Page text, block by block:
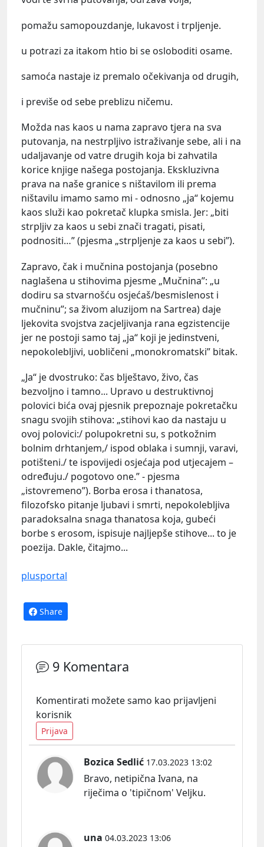
pomažu samopouzdanje, lukavost i trpljenje.
u potrazi za itakom htio bi se osloboditi osame.
samoća nastaje iz premalo očekivanja od drugih,
i previše od sebe preblizu ničemu.
Možda nas kaos u nama zapravo tjera na sva
putovanja, na nestrpljivo istraživanje sebe, ali i na
udaljavanje od vatre drugih koja bi zahvatila
korice knjige našega postojanja. Ekskluzivna
prava na naše granice s ništavilom ili prema
ništavilu imamo samo mi - odnosno „ja“ kojemu
kaos služi kao pokretač klupka smisla. Jer: „biti
strpljiv za kaos u sebi znači tragati, pisati,
podnositi…” (pjesma „strpljenje za kaos u sebi”).
Zapravo, čak i mučnina postojanja (posebno
naglašena u stihovima pjesme „Mučnina”: „u
dodiru sa stvarnošću osjećaš/besmislenost i
mučninu”; sa živom aluzijom na Sartrea) daje
ljekovita svojstva zacjeljivanja rana egzistencije
jer ne postoji samo taj „ja“ koji je jedinstveni,
nepokolebljivi, uobličeni „monokromatski” bitak.
„Ja“ je dvostruko: čas blještavo, živo, čas
bezvoljno i tamno... Upravo u destruktivnoj
polovici bića ovaj pjesnik prepoznaje pokretačku
snagu svojih stihova: „stihovi kao da nastaju u
ovoj polovici:/ polupokretni su, s potkožnim
bolnim drhtanjem,/ ispod oblaka i sumnji, varavi,
potišteni./ te ispovijedi osjećaja pod utjecajem –
određuju./ pogotovo one.” - pjesma
„istovremeno”). Borba erosa i thanatosa,
filozofsko pitanje ljubavi i smrti, nepokolebljiva
paradoksalna snaga thanatosa koja, gubeći
borbe s erosom, ispisuje najljepše stihove... to je
poezija. Dakle, čitajmo...
plusportal
Share
9 Komentara
Komentirati možete samo kao prijavljeni
korisnik
Prijava
Bozica Sedlić 17.03.2023 13:02
Bravo, netipična Ivana, na
riječima o 'tipičnom' Veljku.
una 04.03.2023 13:06